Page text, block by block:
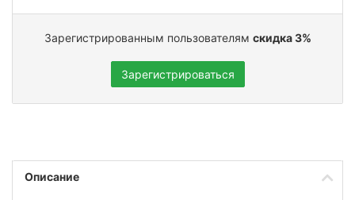
Зарегистрированным пользователям скидка 3%
Зарегистрироваться
Описание